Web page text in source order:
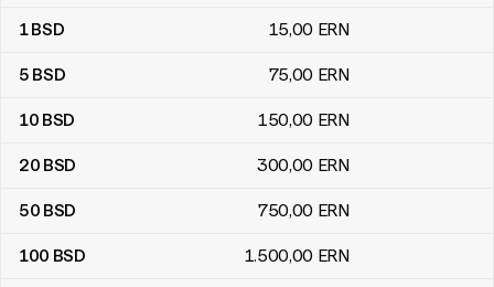
Tabela de conversão de Dólares bahamenses para Nakfas da
1BSD 15,00 ERN
5 BSD 75,00 ERN
10 BSD 150,00 ERN
20 BSD 300,00 ERN
50 BSD 750,00 ERN
100 BSD 1.500,00 ERN